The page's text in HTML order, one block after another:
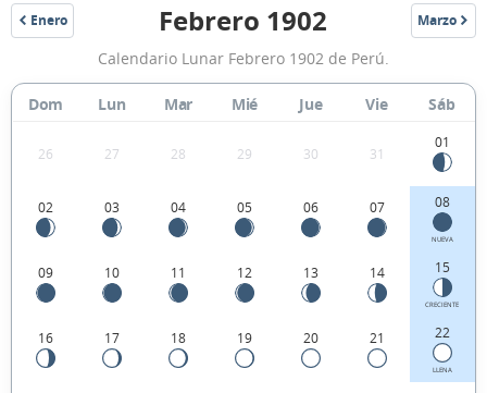
Enero
1902
Calendario
Lunar
Febrero
Perú.
Febrero 1902 Marzo
1902
Calendario Lunar Febrero 1902 de Perú.
Dom Lun Mar Mié Jue Vie Sáb
26 27 28 29 30 31
01
02 03 04 05 06 07 08
NUEVA
09 10 11 12 13 14 15
CRECIENTE
16 17 18 19 20 21 22
LLENA